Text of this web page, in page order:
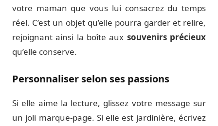
votre maman que vous lui consacrez du temps
réel. C’est un objet qu’elle pourra garder et relire,
rejoignant ainsi la boîte aux souvenirs précieux
qu’elle conserve.
Personnaliser selon ses passions
Si elle aime la lecture, glissez votre message sur
un joli marque-page. Si elle est jardinière, écrivez